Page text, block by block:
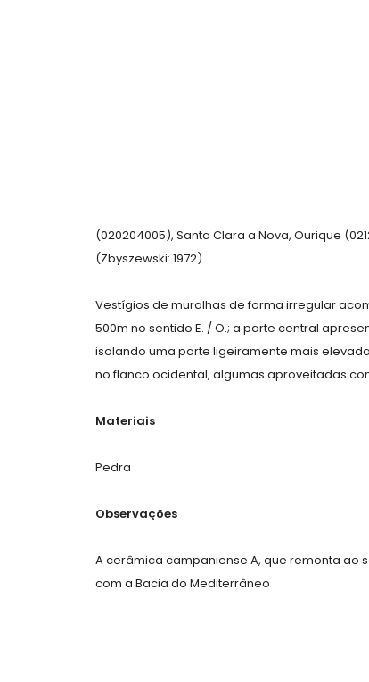
(020204005), Santa Clara a Nova, Ourique
(Zbyszewski: 1972)
Vestígios de muralhas de forma irregular
500m no sentido E. / O.; a parte central
isolando uma parte ligeiramente mais
no flanco ocidental, algumas aproveitadas
Materiais
Pedra
Observações
A cerâmica campaniense A, que remonta ao
com a Bacia do Mediterrâneo